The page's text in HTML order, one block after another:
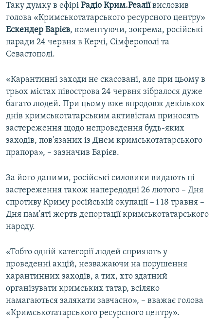
Таку думку в ефірі Радіо Крим.Реаліївисловив
голова «Кримськотатарського ресурсного центру»
Ескендер Барієв, коментуючи, зокрема, російські
паради 24 червня в Керчі, Сімферополі та
Севастополі.
«Карантинні заходи не скасовані, але при цьому в
трьох містах півострова 24 червня зібралося дуже
багато людей. При цьому вже впродовж декількох
днів кримськотатарським активістам приносять
застереження щодо непроведення будь-яких
заходів, пов'язаних із Днем кримськотатарського
прапора», – зазначив Барієв.
За його даними, російські силовики видають ці
застереження також напередодні 26 лютого – Дня
спротиву Криму російській окупації – і 18 травня –
Дня пам'яті жертв депортації кримськотатарського
народу.
«Тобто одній категорії людей сприяють у
проведенні акцій, незважаючи на порушення
карантинних заходів, а тих, хто здатний
організувати кримських татар, всіляко
намагаються залякати завчасно», – вважає голова
«Кримськотатарського ресурсного центру».